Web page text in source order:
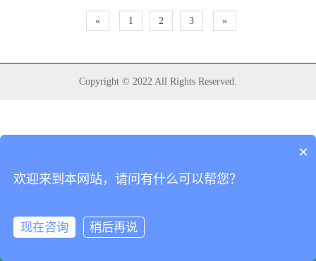
« 1 2 3 »
Copyright © 2022 All Rights Reserved.
×
欢迎来到本网站，请问有什么可以帮您？
现在咨询 稍后再说